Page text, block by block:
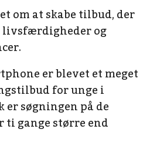
om at skabe tilbud, der
livsfærdigheder og
er blevet et meget
for unge i
er søgningen på de
gange større end